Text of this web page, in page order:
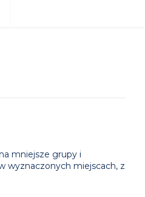
mniejsze grupy i
wyznaczonych miejscach, z